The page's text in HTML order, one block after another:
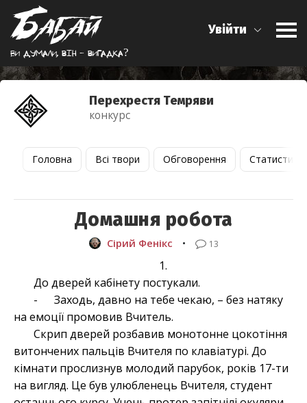
Ви думали, вiн - вигадка?
Увійти
Перехрестя Темряви
конкурс
Головна Всі твори Обговорення Статистика
Домашня робота
Сірий Фенікс • 13
1.
До дверей кабінету постукали.
- Заходь, давно на тебе чекаю, – без натяку
на емоції промовив Вчитель.
Скрип дверей розбавив монотонне цокотіння
витончених пальців Вчителя по клавіатурі. До
кімнати прослизнув молодий парубок, років 17-ти
на вигляд. Це був улюбленець Вчителя, студент